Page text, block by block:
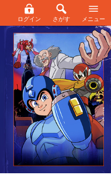
ログイン さがす メニュー